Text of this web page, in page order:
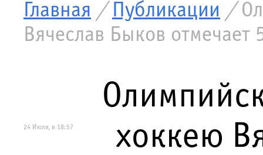
Главная / Публикации /
Вячеслав Быков
24 Июля, в 18:57
хоккею